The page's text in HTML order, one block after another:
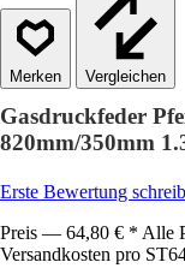
Vergleichen
Gasdruckfeder
820mm/350mm
Erste Bewertung
Preis — 64,80 € * Alle
Versandkosten pro ST